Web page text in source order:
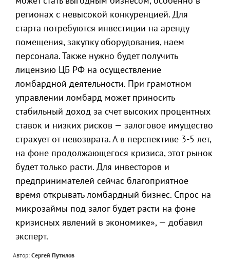
регионах с невысокой конкуренцией. Для
старта потребуются инвестиции на аренду
помещения, закупку оборудования, наем
персонала. Также нужно будет получить
лицензию ЦБ РФ на осуществление
ломбардной деятельности. При грамотном
управлении ломбард может приносить
стабильный доход за счет высоких процентных
ставок и низких рисков — залоговое имущество
страхует от невозврата. А в перспективе 3-5 лет,
на фоне продолжающегося кризиса, этот рынок
будет только расти. Для инвесторов и
предпринимателей сейчас благоприятное
время открывать ломбардный бизнес. Спрос на
микрозаймы под залог будет расти на фоне
кризисных явлений в экономике», — добавил
эксперт.
Автор: Сергей Путилов